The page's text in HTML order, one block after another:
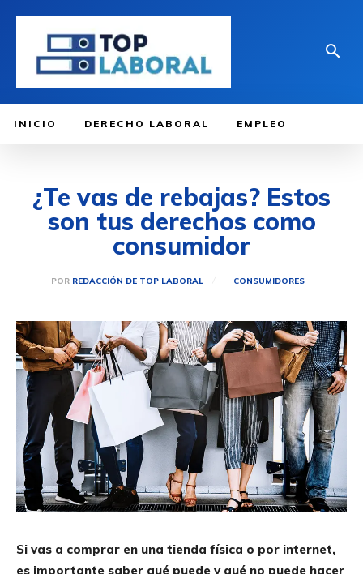
INICIO DERECHO LABORAL EMPLEO
¿Te vas de rebajas? Estos
son tus derechos como
consumidor
POR REDACCIÓN DE TOP LABORAL CONSUMIDORES
Si vas a comprar en una tienda física o por internet,
es importante saber qué puede y qué no puede hacer